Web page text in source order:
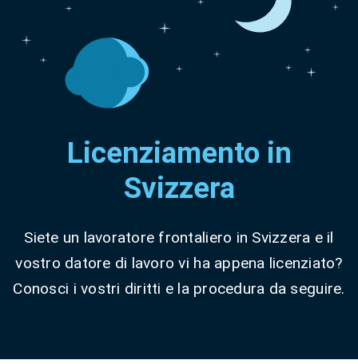
Licenziamento in
Svizzera
Siete un lavoratore frontaliero in Svizzera e il
vostro datore di lavoro vi ha appena licenziato?
Conosci i vostri diritti e la procedura da seguire.